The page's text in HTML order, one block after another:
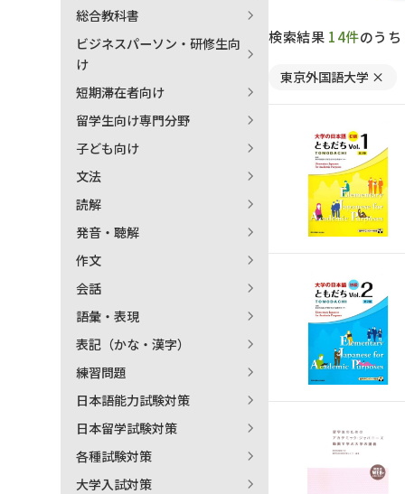
練習問題
各種試験対策
日本語学習関連副読本
各国語辞典
語学・文法辞典
試験対策
多言語社会・言語政策
定期刊行物
検索結果 14件のうち
東京外国語大学 ×
総合教科書
ビジネスパーソン・研修生向
け
短期滞在者向け
留学生向け専門分野
子ども向け
文法
読解
発音・聴解
作文
会話
語彙・表現
表記（かな・漢字）
練習問題
日本語能力試験対策
日本留学試験対策
各種試験対策
大学入試対策